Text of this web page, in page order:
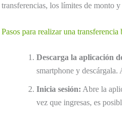
transferencias, los límites de monto
Pasos para realizar una
Descarga la aplicación
smartphone y descárgala.
Inicia sesión: Abre la
vez que ingresas, es